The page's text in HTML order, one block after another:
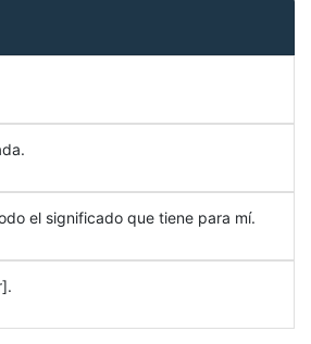
el significado que tiene para mí.